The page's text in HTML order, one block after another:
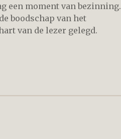
een moment van bezinning.
boodschap van het
van de lezer gelegd.